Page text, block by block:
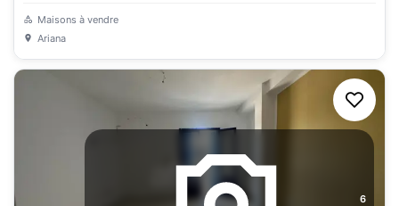
Maisons à vendre
Ariana
6